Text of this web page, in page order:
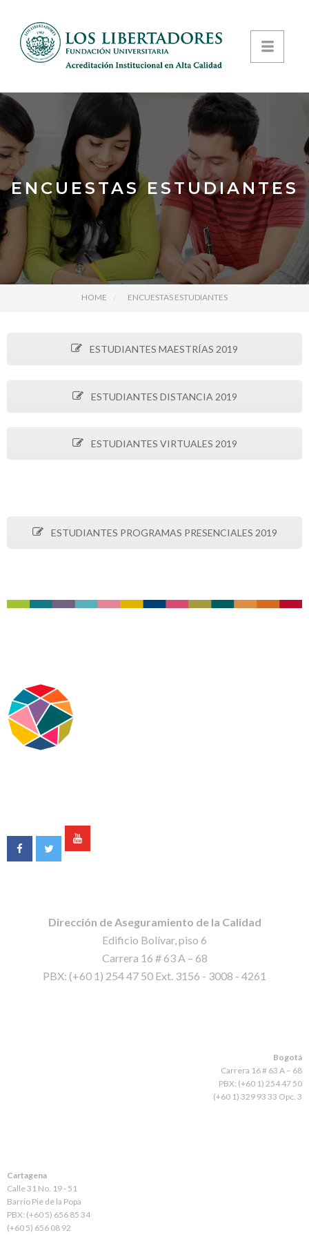
ENCUESTAS ESTUDIANTES
HOME ENCUESTAS ESTUDIANTES
ESTUDIANTES MAESTRÍAS 2019
ESTUDIANTES DISTANCIA 2019
ESTUDIANTES VIRTUALES 2019
ESTUDIANTES PROGRAMAS PRESENCIALES 2019
Dirección de Aseguramiento de la Calidad
Edificio Bolívar, piso 6
Carrera 16 # 63 A – 68
PBX: (+60 1) 254 47 50 Ext. 3156 - 3008 - 4261
Bogotá
Carrera 16 # 63 A – 68
PBX: (+60 1) 254 47 50
(+60 1) 329 93 33 Opc. 3
Cartagena
Calle 31 No. 19 - 51
Barrio Pie de la Popa
PBX: (+60 5) 656 85 34
(+60 5) 656 08 92